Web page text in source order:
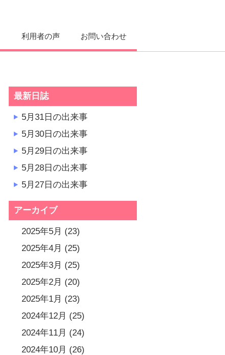
利用者の声 お問い合わせ
最新日誌
5月31日の出来事
5月30日の出来事
5月29日の出来事
5月28日の出来事
5月27日の出来事
アーカイブ
2025年5月 (23)
2025年4月 (25)
2025年3月 (25)
2025年2月 (20)
2025年1月 (23)
2024年12月 (25)
2024年11月 (24)
2024年10月 (26)